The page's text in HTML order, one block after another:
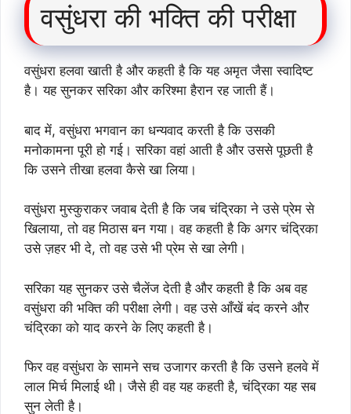
वसुंधरा की भक्ति की परीक्षा
वसुंधरा हलवा खाती है और कहती है कि यह अमृत जैसा स्वादिष्ट
है। यह सुनकर सरिका और करिश्मा हैरान रह जाती हैं।
बाद में, वसुंधरा भगवान का धन्यवाद करती है कि उसकी
मनोकामना पूरी हो गई। सरिका वहां आती है और उससे पूछती है
कि उसने तीखा हलवा कैसे खा लिया।
वसुंधरा मुस्कुराकर जवाब देती है कि जब चंद्रिका ने उसे प्रेम से
खिलाया, तो वह मिठास बन गया। वह कहती है कि अगर चंद्रिका
उसे ज़हर भी दे, तो वह उसे भी प्रेम से खा लेगी।
सरिका यह सुनकर उसे चैलेंज देती है और कहती है कि अब वह
वसुंधरा की भक्ति की परीक्षा लेगी। वह उसे आँखें बंद करने और
चंद्रिका को याद करने के लिए कहती है।
फिर वह वसुंधरा के सामने सच उजागर करती है कि उसने हलवे में
लाल मिर्च मिलाई थी। जैसे ही वह यह कहती है, चंद्रिका यह सब
सुन लेती है।